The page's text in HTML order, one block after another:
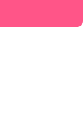
تماس حاصل فرمایید)